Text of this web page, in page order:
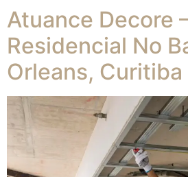
Atuance Decore
Residencial No
Orleans, Curitiba